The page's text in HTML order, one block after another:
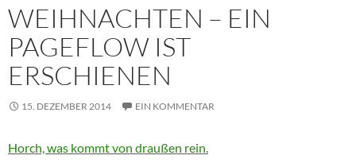
WEIHNACHTEN – EIN
PAGEFLOW IST
ERSCHIENEN
15. DEZEMBER 2014 EIN KOMMENTAR
Horch, was kommt von draußen rein.